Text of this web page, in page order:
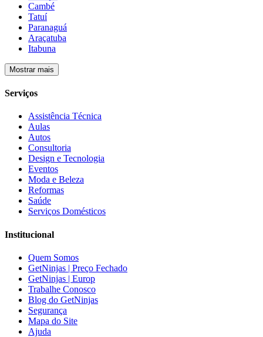
Cambé
Tatuí
Paranaguá
Araçatuba
Itabuna
Mostrar mais
Serviços
Assistência Técnica
Aulas
Autos
Consultoria
Design e Tecnologia
Eventos
Moda e Beleza
Reformas
Saúde
Serviços Domésticos
Institucional
Quem Somos
GetNinjas | Preço Fechado
GetNinjas | Europ
Trabalhe Conosco
Blog do GetNinjas
Segurança
Mapa do Site
Ajuda